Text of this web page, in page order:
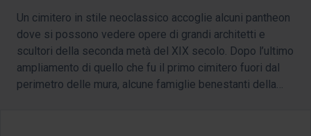
Un cimitero in stile neoclassico accoglie alcuni pantheon
dove si possono vedere opere di grandi architetti e
scultori della seconda metà del XIX secolo. Dopo l’ultimo
ampliamento di quello che fu il primo cimitero fuori dal
perimetro delle mura, alcune famiglie benestanti della